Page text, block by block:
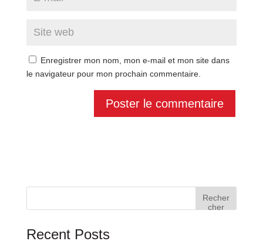
Enregistrer mon nom, mon e-mail et mon site dans
le navigateur pour mon prochain commentaire.
Recher
cher
Recent Posts